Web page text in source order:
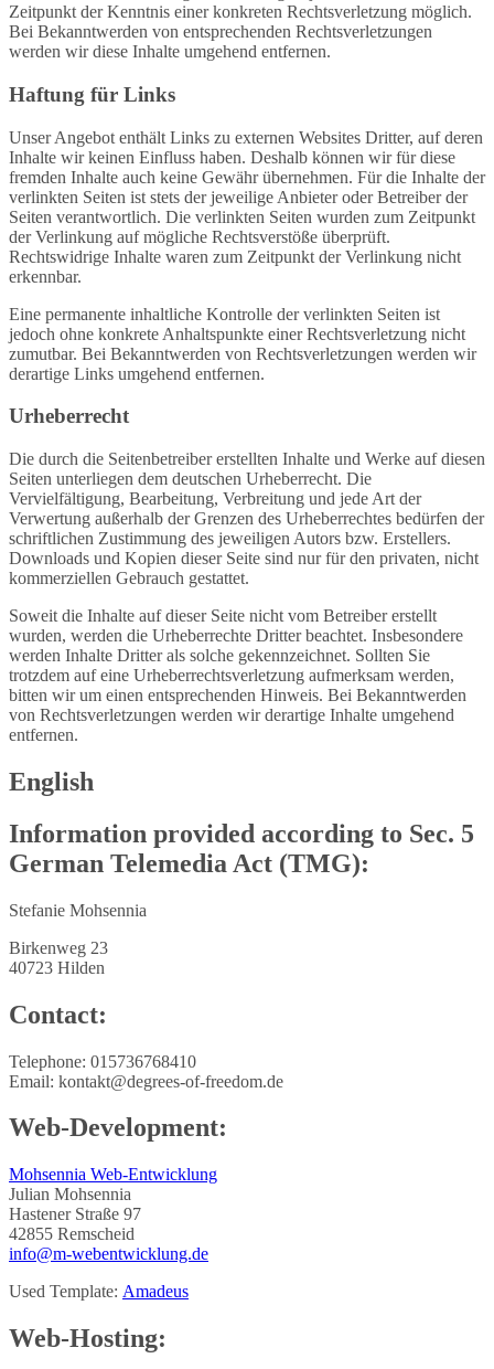
Zeitpunkt der Kenntnis einer konkreten Rechtsverletzung möglich.
Bei Bekanntwerden von entsprechenden Rechtsverletzungen
werden wir diese Inhalte umgehend entfernen.
Haftung für Links
Unser Angebot enthält Links zu externen Websites Dritter, auf deren
Inhalte wir keinen Einfluss haben. Deshalb können wir für diese
fremden Inhalte auch keine Gewähr übernehmen. Für die Inhalte der
verlinkten Seiten ist stets der jeweilige Anbieter oder Betreiber der
Seiten verantwortlich. Die verlinkten Seiten wurden zum Zeitpunkt
der Verlinkung auf mögliche Rechtsverstöße überprüft.
Rechtswidrige Inhalte waren zum Zeitpunkt der Verlinkung nicht
erkennbar.
Eine permanente inhaltliche Kontrolle der verlinkten Seiten ist
jedoch ohne konkrete Anhaltspunkte einer Rechtsverletzung nicht
zumutbar. Bei Bekanntwerden von Rechtsverletzungen werden wir
derartige Links umgehend entfernen.
Urheberrecht
Die durch die Seitenbetreiber erstellten Inhalte und Werke auf diesen
Seiten unterliegen dem deutschen Urheberrecht. Die
Vervielfältigung, Bearbeitung, Verbreitung und jede Art der
Verwertung außerhalb der Grenzen des Urheberrechtes bedürfen der
schriftlichen Zustimmung des jeweiligen Autors bzw. Erstellers.
Downloads und Kopien dieser Seite sind nur für den privaten, nicht
kommerziellen Gebrauch gestattet.
Soweit die Inhalte auf dieser Seite nicht vom Betreiber erstellt
wurden, werden die Urheberrechte Dritter beachtet. Insbesondere
werden Inhalte Dritter als solche gekennzeichnet. Sollten Sie
trotzdem auf eine Urheberrechtsverletzung aufmerksam werden,
bitten wir um einen entsprechenden Hinweis. Bei Bekanntwerden
von Rechtsverletzungen werden wir derartige Inhalte umgehend
entfernen.
English
Information provided according to Sec. 5
German Telemedia Act (TMG):
Stefanie Mohsennia
Birkenweg 23
40723 Hilden
Contact:
Telephone: 015736768410
Email: kontakt@degrees-of-freedom.de
Web-Development:
Mohsennia Web-Entwicklung
Julian Mohsennia
Hastener Straße 97
42855 Remscheid
info@m-webentwicklung.de
Used Template: Amadeus
Web-Hosting: